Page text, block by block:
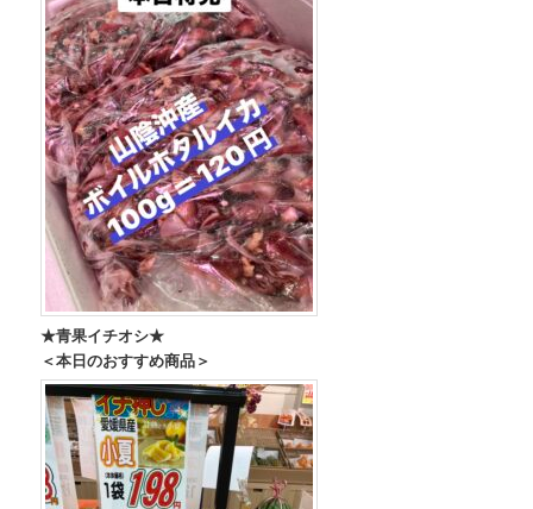
★青果イチオシ★
＜本日のおすすめ商品＞